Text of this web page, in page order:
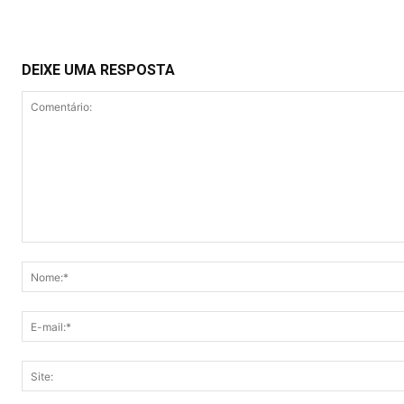
DEIXE UMA RESPOSTA